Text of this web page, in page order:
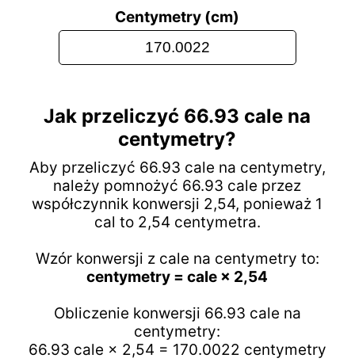
Centymetry (cm)
Jak przeliczyć 66.93 cale na
centymetry?
Aby przeliczyć 66.93 cale na centymetry,
należy pomnożyć 66.93 cale przez
współczynnik konwersji 2,54, ponieważ 1
cal to 2,54 centymetra.
Wzór konwersji z cale na centymetry to:
centymetry = cale × 2,54
Obliczenie konwersji 66.93 cale na
centymetry:
66.93 cale × 2,54 = 170.0022 centymetry